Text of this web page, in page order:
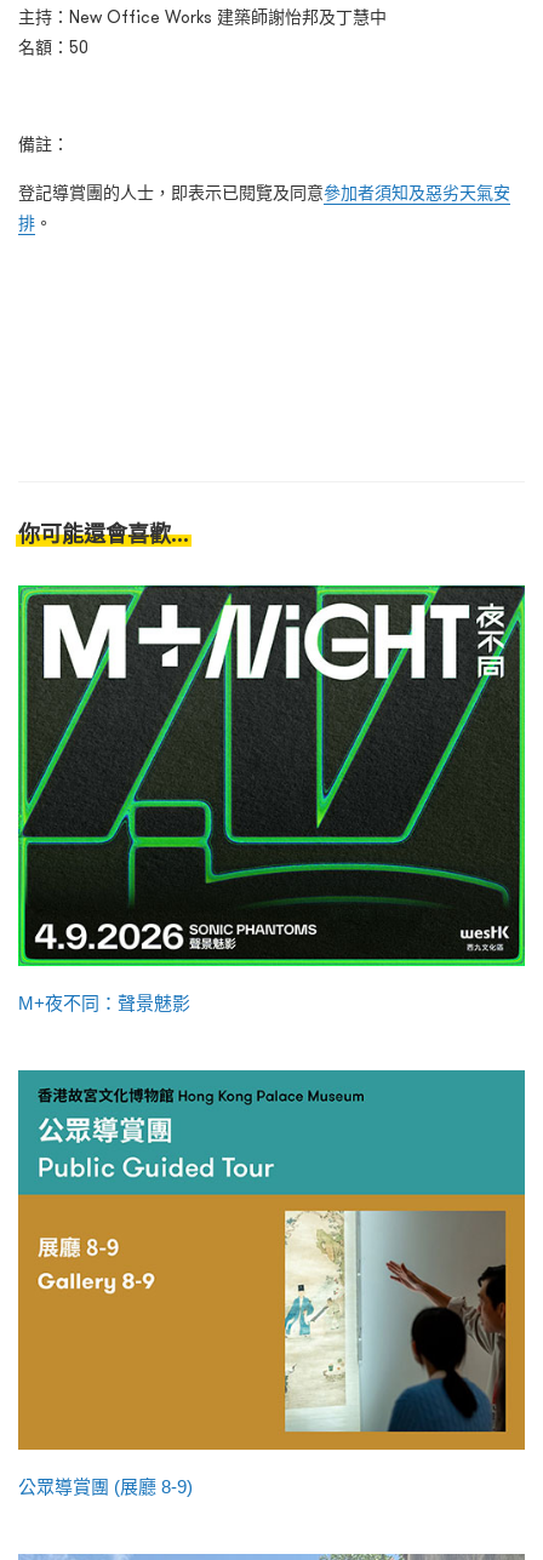
主持：New Office Works 建築師謝怡邦及丁慧中
名額：50
備註：
登記導賞團的人士，即表示已閱覽及同意參加者須知及惡劣天氣安
排 。
你可能還會喜歡...
M+夜不同：聲景魅影
公眾導賞團 (展廳 8-9)